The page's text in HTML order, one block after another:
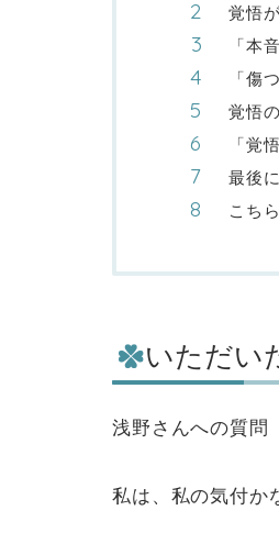
覚悟
「本
「傷
覚悟
「覚
最後に
こち
いただい
浅野さんへの質問
私は、私の気付か